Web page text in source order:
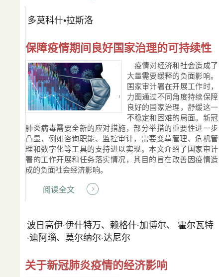
多莫科什•拉斯洛
保障疫情期间良好国家治理的可持续性
疫情对经济和社会造成了
大量需要缓释的负面影响。
国家审计署在开展工作时，
力图通过不同角度持续保障
良好的国家治理，舒缓这一
不稳定和困难的局面。新冠
肺炎病毒需要全新的应对措施，部分举措的重要性进一步
凸显，例如咨询职能、监控审计，需要变革管理、危机管
理和数字化等工具的支持进以实现。本文介绍了国家审计
署的工作开展和任务落实情况，其目的旨在改善因疫情造
成的负面社会经济影响。
阅读全文
波日高伊·伊什特万、赖格什·加博尔、 霍尔瓦特
·迪阿瑙、莫尔纳尔·达尼尔
关于新冠肺炎疫情的经济影响